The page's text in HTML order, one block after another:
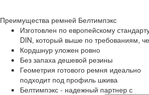
Преимущества ремней Белтимпэкс
Изготовлен по европейскому
DIN, который выше по требованиям,
Кордшнур уложен ровно
Без запаха дешевой резины
Геометрия готового ремня идеально
подходит под профиль шкива
Белтимпэкс - надежный партнер с